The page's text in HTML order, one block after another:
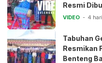
Resmi
VIDEO 4
Tabuhan
Resmikan
Benteng